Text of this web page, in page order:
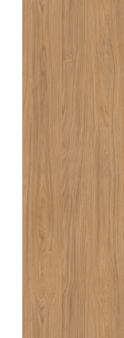
CHÊNE
CHÊNE
Vente sur-
Référence : H1385ST40
Hauteur (mm)